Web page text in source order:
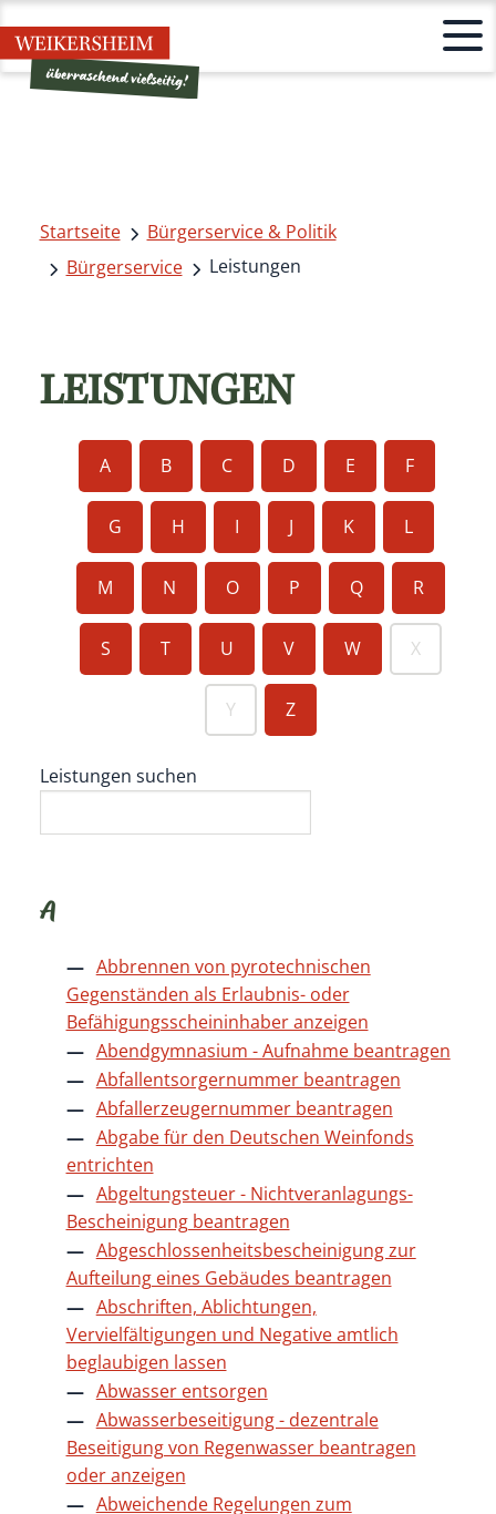
Startseite
Bürgerservice & Politik
Bürgerservice
Leistungen
LEISTUNGEN
A B C D E F
G H I J K L
M N O P Q R
S T U V W X
Y Z
Leistungen suchen
A
Abbrennen von pyrotechnischen
Gegenständen als Erlaubnis- oder
Befähigungsscheininhaber anzeigen
Abendgymnasium - Aufnahme beantragen
Abfallentsorgernummer beantragen
Abfallerzeugernummer beantragen
Abgabe für den Deutschen Weinfonds
entrichten
Abgeltungsteuer - Nichtveranlagungs-
Bescheinigung beantragen
Abgeschlossenheitsbescheinigung zur
Aufteilung eines Gebäudes beantragen
Abschriften, Ablichtungen,
Vervielfältigungen und Negative amtlich
beglaubigen lassen
Abwasser entsorgen
Abwasserbeseitigung - dezentrale
Beseitigung von Regenwasser beantragen
oder anzeigen
Abweichende Regelungen zum